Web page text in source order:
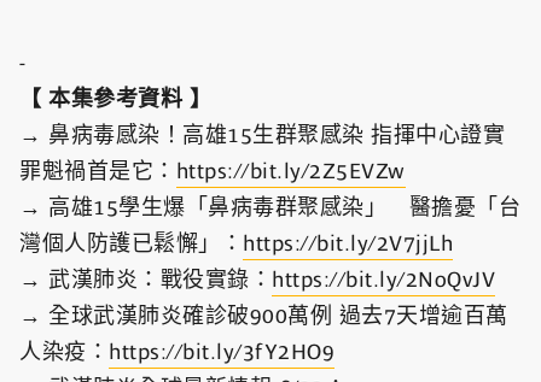
-
【 本集參考資料 】
→ 鼻病毒感染！高雄15生群聚感染 指揮中心證實
罪魁禍首是它： https://bit.ly/2Z5EVZw
→ 高雄15學生爆「鼻病毒群聚感染」 醫擔憂「台
灣個人防護已鬆懈」： https://bit.ly/2V7jjLh
→ 武漢肺炎：戰役實錄： https://bit.ly/2NoQvJV
→ 全球武漢肺炎確診破900萬例 過去7天增逾百萬
人染疫： https://bit.ly/3fY2HO9